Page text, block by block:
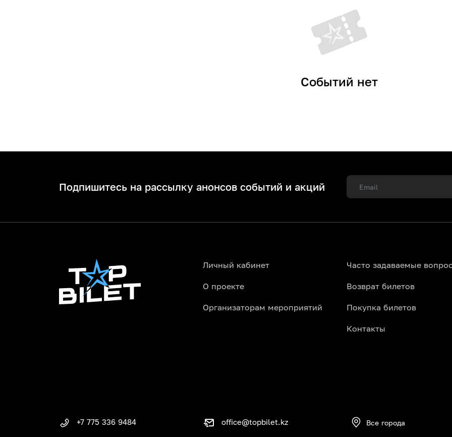
Событий нет
Подпишитесь на рассылку анонсов событий и акций
Личный кабинет
О проекте
Организаторам мероприятий
Часто задаваемые
Возврат билетов
Покупка билетов
Контакты
+7 775 336 9484 office@topbilet.kz Все города